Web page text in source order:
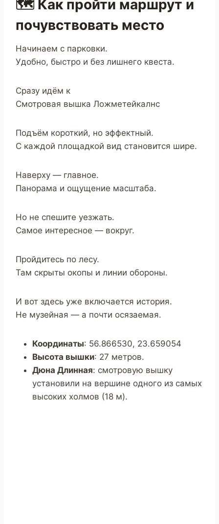
🗺️ Как пройти маршрут и
почувствовать место
Начинаем с парковки.
Удобно, быстро и без лишнего квеста.
Сразу идём к
Смотровая вышка Ложметейкалнс
Подъём короткий, но эффектный.
С каждой площадкой вид становится шире.
Наверху — главное.
Панорама и ощущение масштаба.
Но не спешите уезжать.
Самое интересное — вокруг.
Пройдитесь по лесу.
Там скрыты окопы и линии обороны.
И вот здесь уже включается история.
Не музейная — а почти осязаемая.
Координаты: 56.866530, 23.659054
Высота вышки: 27 метров.
Дюна Длинная: смотровую вышку
установили на вершине одного из самых
высоких холмов (18 м).